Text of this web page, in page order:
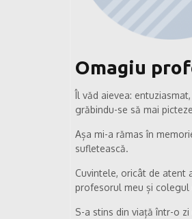
Omagiu
Îl văd aievea:
grăbindu-se să mai
Așa mi-a rămas în
sufletească.
Cuvintele, oricât de atent
profesorul meu și colegul
S-a stins din viață într-o